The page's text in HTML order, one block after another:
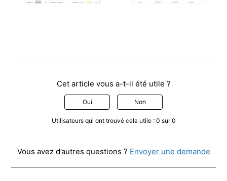
Cet article vous a-t-il été utile ?
Oui Non
Utilisateurs qui ont trouvé cela utile : 0 sur 0
Vous avez d’autres questions ? Envoyer une demande